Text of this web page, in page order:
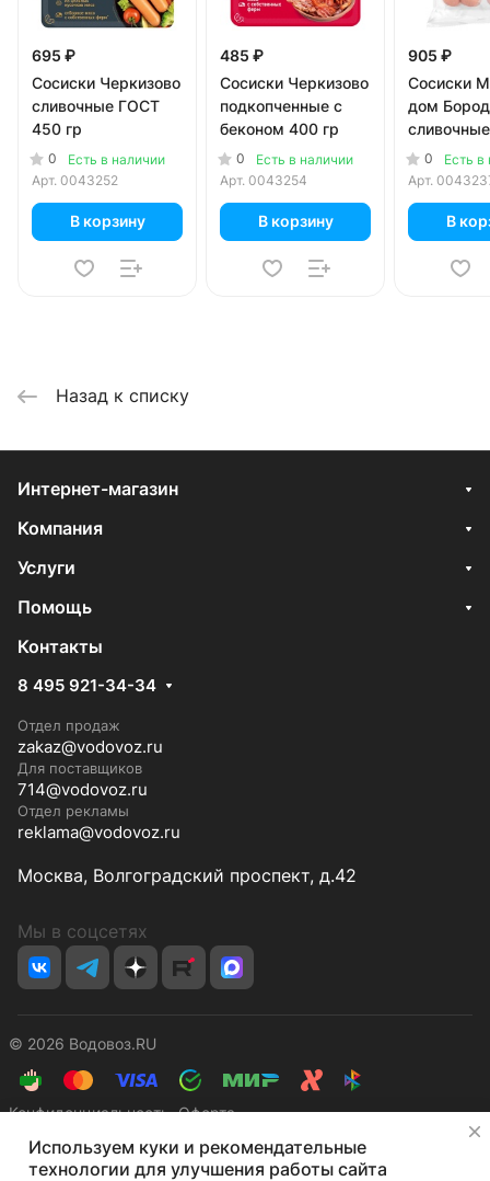
695 ₽
Сосиски Черкизово
сливочные ГОСТ
450 гр
0
Есть в наличии
Арт. 0043252
В корзину
485 ₽
Сосиски Черкизово
подкопченные с
беконом 400 гр
0
Есть в наличии
Арт. 0043254
В корзину
905 ₽
Сосиски
дом
0
Есть в
Арт.
В
Назад к списку
Интернет-магазин
Компания
Услуги
Помощь
Контакты
8 495 921-34-34
Отдел продаж
zakaz@vodovoz.ru
Для поставщиков
714@vodovoz.ru
Отдел рекламы
reklama@vodovoz.ru
Москва, Волгоградский проспект, д.42
Мы в соцсетях
© 2026 Водовоз.RU
КонфиденциальностьОферта
Используем куки и рекомендательные
технологии для улучшения работы сайта